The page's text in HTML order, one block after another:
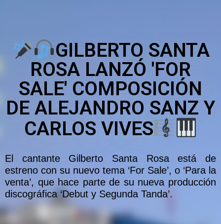
GILBERTO SANTA
ROSA LANZÓ 'FOR
SALE' COMPOSICIÓN
DE ALEJANDRO SANZ Y
CARLOS VIVES
El cantante Gilberto Santa Rosa está de
estreno con su nuevo tema ‘For Sale’, o ‘Para la
venta’, que hace parte de su nueva producción
discográfica ‘Debut y Segunda Tanda’.